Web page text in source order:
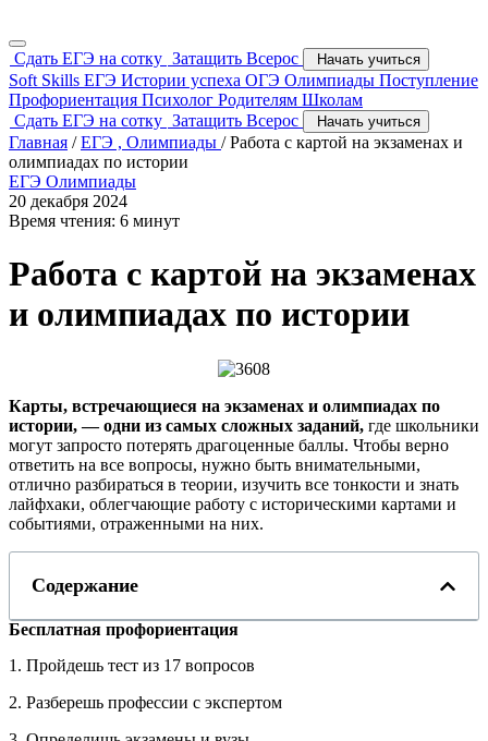
Сдать ЕГЭ на сотку Затащить Всерос Начать учиться
Soft Skills ЕГЭ Истории успеха ОГЭ Олимпиады Поступление
Профориентация Психолог Родителям Школам
Сдать ЕГЭ на сотку Затащить Всерос Начать учиться
Главная / ЕГЭ , Олимпиады /Работа с картой на экзаменах и
олимпиадах по истории
ЕГЭ Олимпиады
20 декабря 2024
Время чтения: 6 минут
Работа с картой на экзаменах
и олимпиадах по истории
Карты, встречающиеся на экзаменах и олимпиадах по
истории, — одни из самых сложных заданий, где школьники
могут запросто потерять драгоценные баллы. Чтобы верно
ответить на все вопросы, нужно быть внимательными,
отлично разбираться в теории, изучить все тонкости и знать
лайфхаки, облегчающие работу с историческими картами и
событиями, отраженными на них.
Содержание
Бесплатная профориентация
1. Пройдешь тест из 17 вопросов
2. Разберешь профессии с экспертом